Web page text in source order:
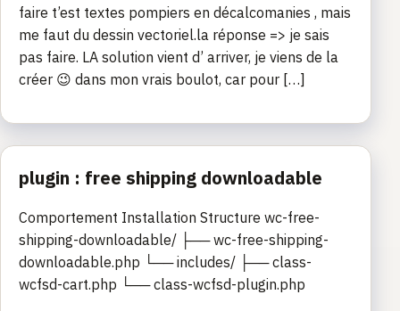
faire t’est textes pompiers en décalcomanies , mais
me faut du dessin vectoriel.la réponse => je sais
pas faire. LA solution vient d’ arriver, je viens de la
créer 😉 dans mon vrais boulot, car pour […]
plugin : free shipping downloadable
Comportement Installation Structure wc-free-
shipping-downloadable/ ├── wc-free-shipping-
downloadable.php └── includes/ ├── class-
wcfsd-cart.php └── class-wcfsd-plugin.php